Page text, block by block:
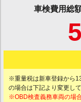
車検費用総
※重量税は新車登録から
の場合は下記より変更し
※OBD検査義務車両の場